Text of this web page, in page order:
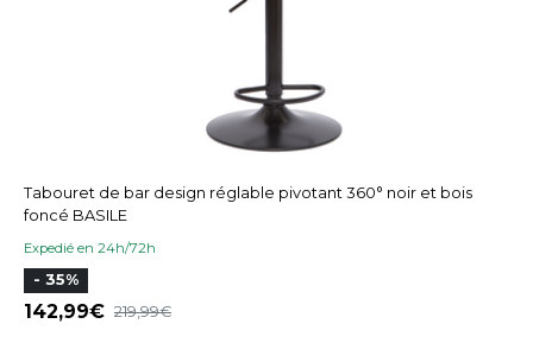
Tabouret de bar design réglable pivotant 360° noir et bois
foncé BASILE
Expedié en 24h/72h
- 35%
142,99 219,99